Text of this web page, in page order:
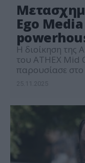
Ego
Η διοίκηση της
του ATHEX Mid
παρουσίασε στο
επιτυχημένη
σχεδίου που
εισαγωγής της
Αθηνών. Όπως